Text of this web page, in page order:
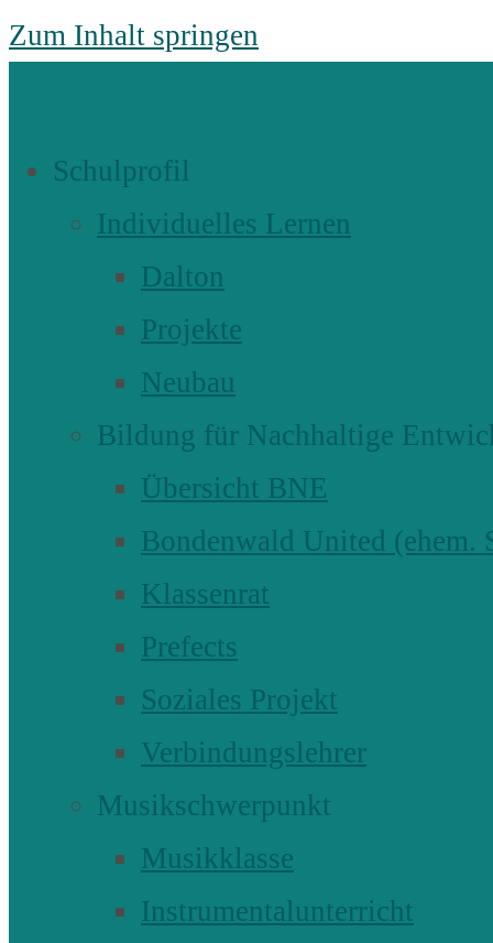
Zum Inhalt springen
Schulprofil
Individuelles Lernen
Dalton
Projekte
Neubau
Bildung für Nachhaltige
Übersicht BNE
Bondenwald United (ehem.
Klassenrat
Prefects
Soziales Projekt
Verbindungslehrer
Musikschwerpunkt
Musikklasse
Instrumentalunterricht